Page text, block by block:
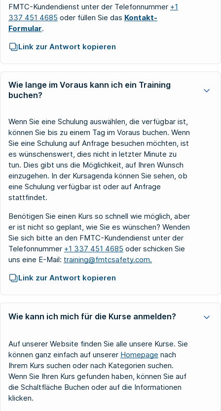
FMTC-Kundendienst unter der Telefonnummer +1
337 451 4685 oder füllen Sie das Kontakt-
Formular.
Link zur Antwort kopieren
Wie lange im Voraus kann ich ein Training
buchen?
Wenn Sie eine Schulung auswählen, die verfügbar ist,
können Sie bis zu einem Tag im Voraus buchen. Wenn
Sie eine Schulung auf Anfrage besuchen möchten, ist
es wünschenswert, dies nicht in letzter Minute zu
tun. Dies gibt uns die Möglichkeit, auf Ihren Wunsch
einzugehen. In der Kursagenda können Sie sehen, ob
eine Schulung verfügbar ist oder auf Anfrage
stattfindet.
Benötigen Sie einen Kurs so schnell wie möglich, aber
er ist nicht so geplant, wie Sie es wünschen? Wenden
Sie sich bitte an den FMTC-Kundendienst unter der
Telefonnummer +1 337 451 4685 oder schicken Sie
uns eine E-Mail: training@fmtcsafety.com.
Link zur Antwort kopieren
Wie kann ich mich für die Kurse anmelden?
Auf unserer Website finden Sie alle unsere Kurse. Sie
können ganz einfach auf unserer Homepage nach
Ihrem Kurs suchen oder nach Kategorien suchen.
Wenn Sie Ihren Kurs gefunden haben, können Sie auf
die Schaltfläche Buchen oder auf die Informationen
klicken.